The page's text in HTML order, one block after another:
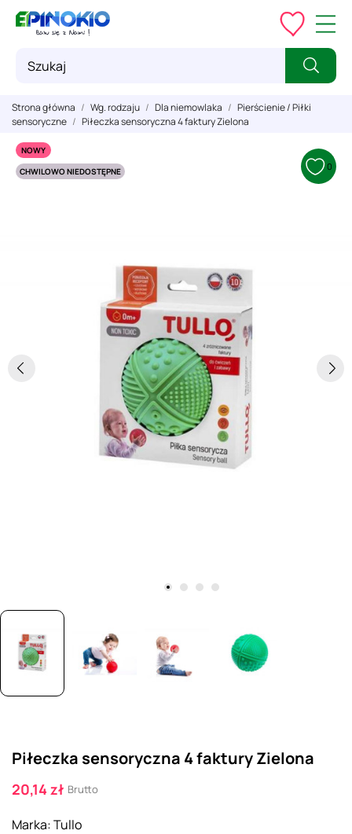
Strona główna Wg. rodzaju Dla niemowlaka
Pierścienie / Piłki
sensoryczne
Piłeczka sensoryczna 4 faktury Zielona
NOWY
CHWILOWO NIEDOSTĘPNE
0
Piłeczka sensoryczna 4 faktury Zielona
20,14 zł Brutto
Marka:Tullo